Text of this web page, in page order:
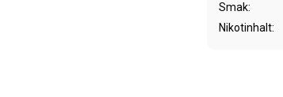
Smak
Nikotinhalt